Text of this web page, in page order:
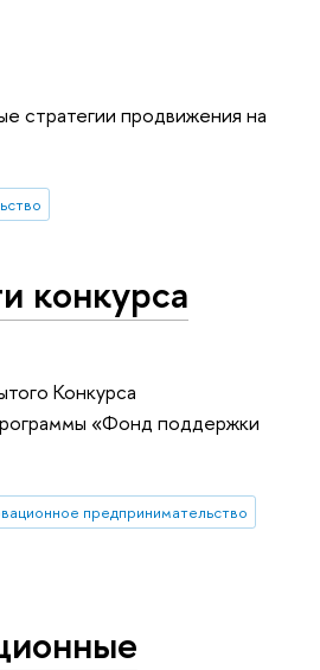
стратегии продвижения на
конкурса
Конкурса
«Фонд поддержки
предпринимательство